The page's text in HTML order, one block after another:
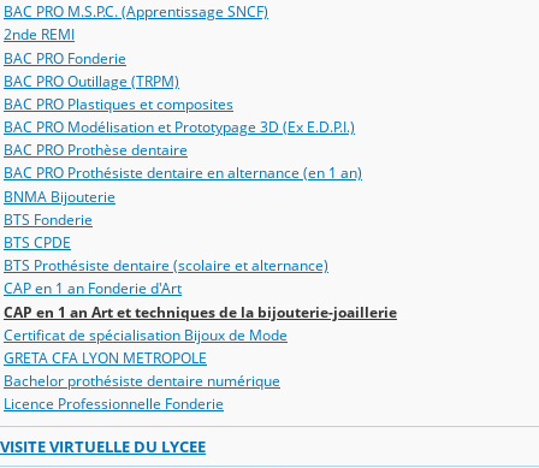
BAC PRO M.S.P.C. (Apprentissage SNCF)
2nde REMI
BAC PRO Fonderie
BAC PRO Outillage (TRPM)
BAC PRO Plastiques et composites
BAC PRO Modélisation et Prototypage 3D (Ex E.D.P.I.)
BAC PRO Prothèse dentaire
BAC PRO Prothésiste dentaire en alternance (en 1 an)
BNMA Bijouterie
BTS Fonderie
BTS CPDE
BTS Prothésiste dentaire (scolaire et alternance)
CAP en 1 an Fonderie d'Art
CAP en 1 an Art et techniques de la bijouterie-joaillerie
Certificat de spécialisation Bijoux de Mode
GRETA CFA LYON METROPOLE
Bachelor prothésiste dentaire numérique
Licence Professionnelle Fonderie
VISITE VIRTUELLE DU LYCEE